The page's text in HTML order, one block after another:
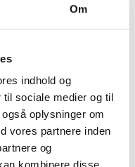
Om
indhold og
sociale medier og til
oplysninger om
vores partnere inden
og
er ofte